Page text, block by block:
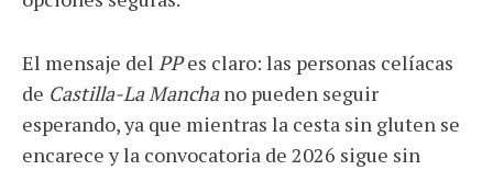
El mensaje del PPes claro: las personas celíacas
de Castilla-La Manchano pueden seguir
esperando, ya que mientras la cesta sin gluten se
encarece y la convocatoria de 2026 sigue sin